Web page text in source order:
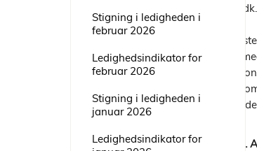
Stigning i ledigheden i
februar 2026
Ledighedsindikator for
februar 2026
Stigning i ledigheden i
januar 2026
Ledighedsindikator for
Jobnet.dk.
De
steget
for
2025,
Tabel